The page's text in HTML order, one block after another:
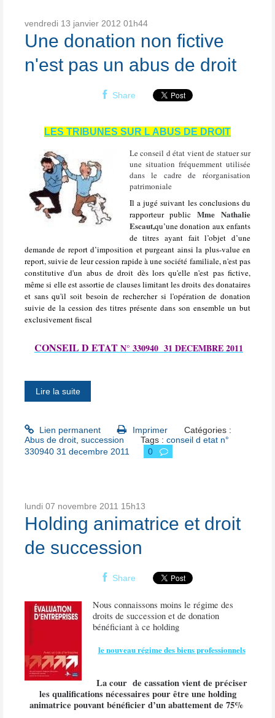
vendredi 13 janvier 2012 01h44
Une donation non fictive
n'est pas un abus de droit
Share
LES TRIBUNES SUR L ABUS DE DROIT
Le conseil d état vient de statuer sur
une situation fréquemment utilisée
dans le cadre de réorganisation
patrimoniale
Il a jugé suivant les conclusions du
rapporteur publicMme Nathalie
Escaut,qu’une donation aux enfants
de titres ayant fait l’objet d’une
demande de report d’imposition et purgeant ainsi la plus-value en
report, suivie de leur cession rapide à une société familiale, n'est pas
constitutive d'un abus de droit dès lors qu'elle n'est pas fictive,
même si elle est assortie de clauses limitant les droits des donataires
et sans qu'il soit besoin de rechercher si l'opération de donation
suivie de la cession des titres présente dans son ensemble un but
exclusivement fiscal
CONSEIL D ETATN° 330940 31 DECEMBRE 2011
Lire la suite
Lien permanent Imprimer
Catégories :
Abus de droit succession Tags :conseil d etat n°
330940 31 decembre 2011
0
lundi 07 novembre 2011 15h13
Holding animatrice et droit
de succession
Share
Nous connaissons moins le régime des
droits de succession et de donation
bénéficiant à ce holding
le nouveau régime des biens professionnels
La cour de cassation vient de préciser
les qualifications nécessaires pour être une holding
animatrice pouvant bénéficier d’un abattement de 75%